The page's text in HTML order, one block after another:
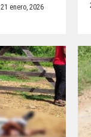
21 enero, 2026